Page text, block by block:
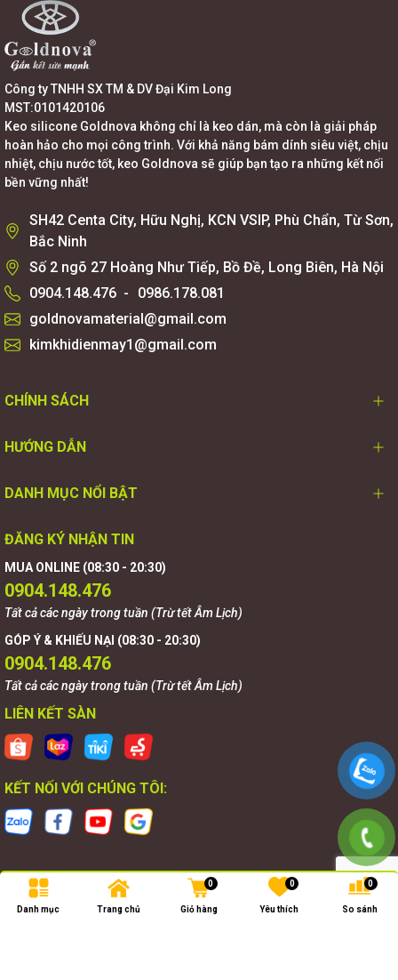
Công ty TNHH SX TM & DV Đại Kim Long
MST:0101420106
Keo silicone Goldnova không chỉ là keo dán, mà còn là giải pháp
hoàn hảo cho mọi công trình. Với khả năng bám dính siêu việt, chịu
nhiệt, chịu nước tốt, keo Goldnova sẽ giúp bạn tạo ra những kết nối
bền vững nhất!
SH42 Centa City, Hữu Nghị, KCN VSIP, Phù Chẩn, Từ Sơn,
Bắc Ninh
Số 2 ngõ 27 Hoàng Như Tiếp, Bồ Đề, Long Biên, Hà Nội
0904.148.476 -
0986.178.081
goldnovamaterial@gmail.com
kimkhidienmay1@gmail.com
CHÍNH SÁCH
HƯỚNG DẪN
DANH MỤC NỔI BẬT
ĐĂNG KÝ NHẬN TIN
MUA ONLINE (08:30 - 20:30)
0904.148.476
Tất cả các ngày trong tuần (Trừ tết Âm Lịch)
GÓP Ý & KHIẾU NẠI (08:30 - 20:30)
0904.148.476
Tất cả các ngày trong tuần (Trừ tết Âm Lịch)
LIÊN KẾT SÀN
KẾT NỐI VỚI CHÚNG TÔI:
Bản quyền thuộc về Goldnova
Danh mục Trang chủ Giỏ hàng
0
Yêu thích
0
So sánh
0